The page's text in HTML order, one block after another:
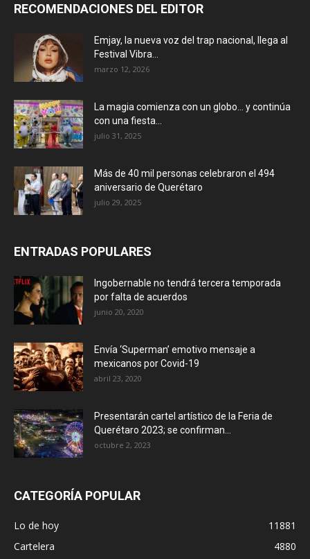
RECOMENDACIONES DEL EDITOR
Emjay, la nueva voz del trap nacional, llega al
Festival Vibra...
marzo 12, 2026
La magia comienza con un globo… y continúa
con una fiesta...
julio 31, 2025
Más de 40 mil personas celebraron el 494
aniversario de Querétaro
julio 29, 2025
ENTRADAS POPULARES
Ingobernable no tendrá tercera temporada
por falta de acuerdos
junio 20, 2020
Envía ‘Superman’ emotivo mensaje a
mexicanos por Covid-19
abril 23, 2020
Presentarán cartel artístico de la Feria de
Querétaro 2023; se confirman...
octubre 2, 2023
CATEGORÍA POPULAR
Lo de hoy
11881
Cartelera
4880